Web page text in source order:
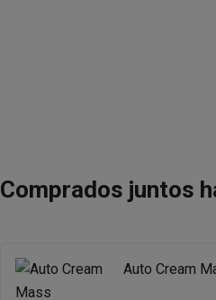
Comprados juntos
Auto Cream